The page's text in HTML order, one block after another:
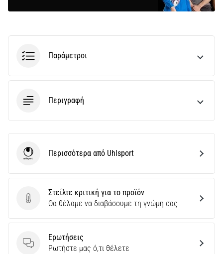
Παράμετροι
Περιγραφή
Στείλτε κριτική για το προϊόν
Στείλτε κριτική για το προϊόν
Θα θέλαμε να διαβάσουμε τη γνώμη σας
Ερωτήσεις
Ερωτήσεις
Ρωτήστε μας ό,τι θέλετε
UhlsportΠερισσότερα από Uhlsport